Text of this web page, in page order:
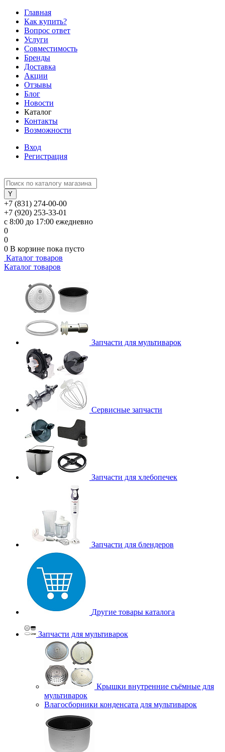
Главная
Как купить?
Вопрос ответ
Услуги
Совместимость
Бренды
Доставка
Акции
Отзывы
Блог
Новости
Каталог
Контакты
Возможности
Вход
Регистрация
+7 (831) 274-00-00
+7 (920) 253-33-01
с 8:00 до 17:00 ежедневно
0
0
0 В корзине пока пусто
Каталог товаров
Каталог товаров
Запчасти для мультиварок
Сервисные запчасти
Запчасти для хлебопечек
Запчасти для блендеров
Другие товары каталога
Запчасти для мультиварок
Крышки внутренние съёмные для
мультиварок
Влагосборники конденсата для мультиварок